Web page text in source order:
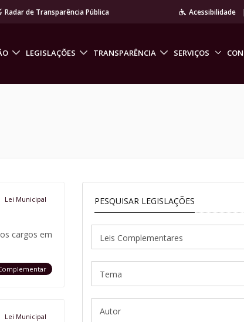
Radar de Transparência Pública Acessibilidade
LEGISLAÇÕES TRANSPARÊNCIA SERVIÇOS
Lei Municipal
cargos em
Lei Municipal
PESQUISAR LEGISLAÇÕES